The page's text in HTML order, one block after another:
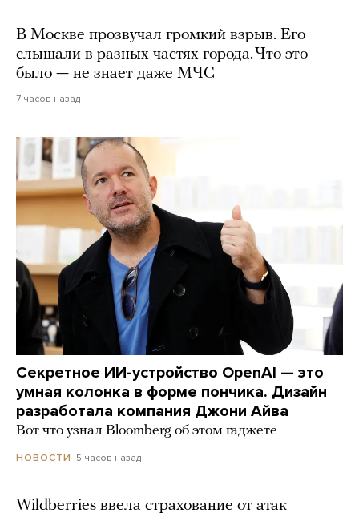
В Москве прозвучал громкий взрыв. Его
слышали в разных частях города. Что это
было — не знает даже МЧС
7 часов назад
Секретное ИИ-устройство OpenAI — это
умная колонка в форме пончика. Дизайн
разработала компания Джони Айва
Вот что узнал Bloomberg об этом гаджете
НОВОСТИ 5 часов назад
Wildberries ввела страхование от атак